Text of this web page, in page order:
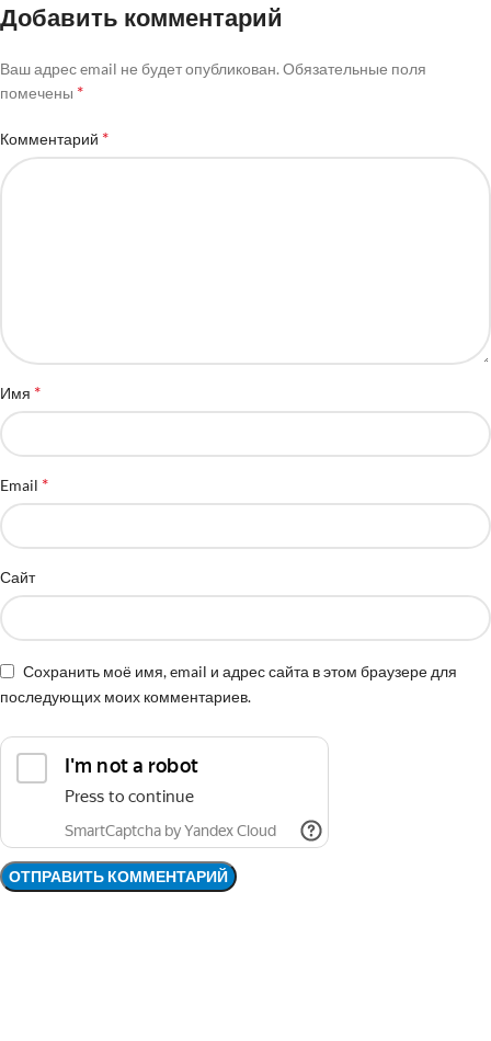
Добавить комментарий
Ваш адрес email не будет опубликован. Обязательные поля
помечены *
Комментарий *
Имя *
Email *
Сайт
Сохранить моё имя, email и адрес сайта в этом браузере для
последующих моих комментариев.